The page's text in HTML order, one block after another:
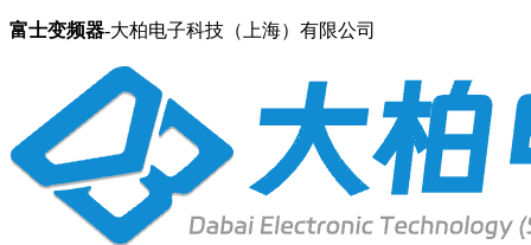
富士变频器-大柏电子科技（上海）有限公司